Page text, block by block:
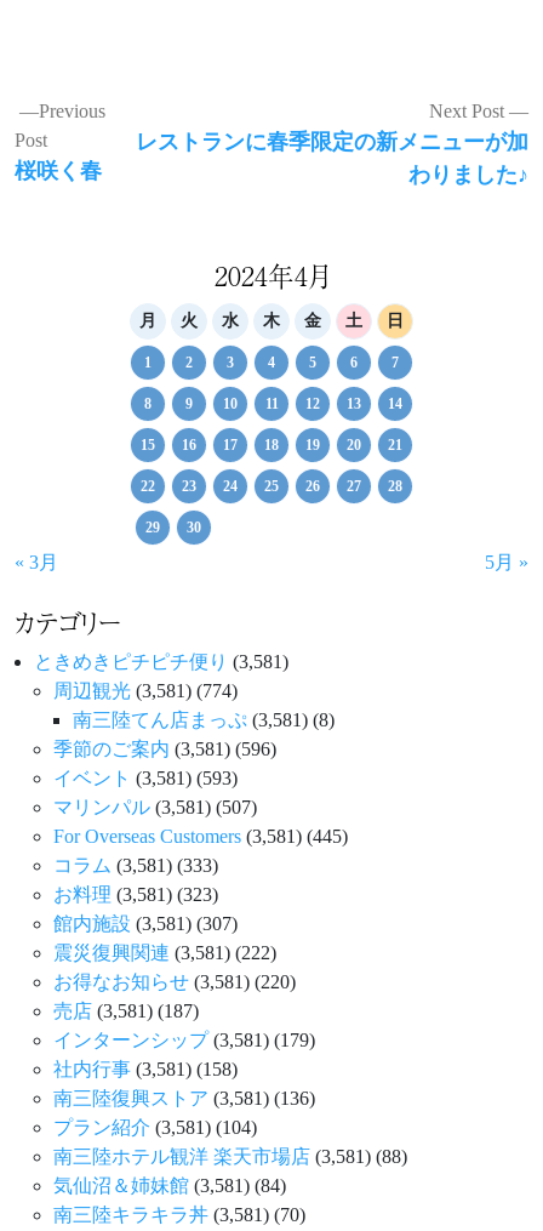
投
稿
ナ
Previous
Post
Previous
桜咲く春
Next Post
Next
レストランに春季限定の新メニューが加
わりました♪
2024年4月
月 火 水 木 金 土 日
1 2 3 4 5 6 7
8 9 10 11 12 13 14
15 16 17 18 19 20 21
22 23 24 25 26 27 28
29 30
« 3月 5月 »
カテゴリー
ときめきピチピチ便り (3,581)
周辺観光 (3,581) (774)
南三陸てん店まっぷ (3,581) (8)
季節のご案内 (3,581) (596)
イベント (3,581) (593)
マリンパル (3,581) (507)
For Overseas Customers (3,581) (445)
コラム (3,581) (333)
お料理 (3,581) (323)
館内施設 (3,581) (307)
震災復興関連 (3,581) (222)
お得なお知らせ (3,581) (220)
売店 (3,581) (187)
インターンシップ(3,581) (179)
社内行事 (3,581) (158)
南三陸復興ストア (3,581) (136)
プラン紹介 (3,581) (104)
南三陸ホテル観洋 楽天市場店 (3,581) (88)
気仙沼＆姉妹館 (3,581) (84)
南三陸キラキラ丼 (3,581) (70)